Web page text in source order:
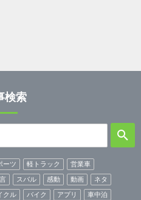
検索
ーツ 軽トラック
営業車
スバル 感動 動画
ネタ
クル バイク アプリ
車中泊